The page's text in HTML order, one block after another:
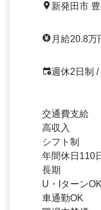
新発田市
月給20.8万
週休2日制 /
交通費支給
高収入
シフト制
年間休日110
長期
U・IターンOK
車通勤OK